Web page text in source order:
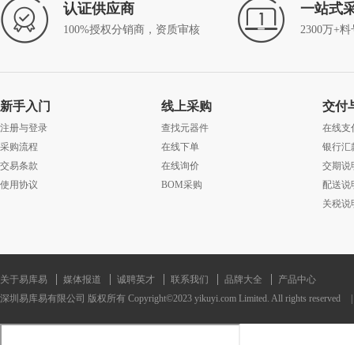
认证供应商
100%授权分销商，资质审核
一站式
2300万+
新手入门
注册与登录
采购流程
交易条款
使用协议
线上采购
查找元器件
在线下单
在线询价
BOM采购
交付
在线支
银行汇
交期说
配送说
关税说
关于易库易 媒体报道 诚聘英才 联系我们 品牌大全
产品中心
深圳易库易有限公司 版权所有 Copyright©2023 yikuyi.com Limited. All rights reserved